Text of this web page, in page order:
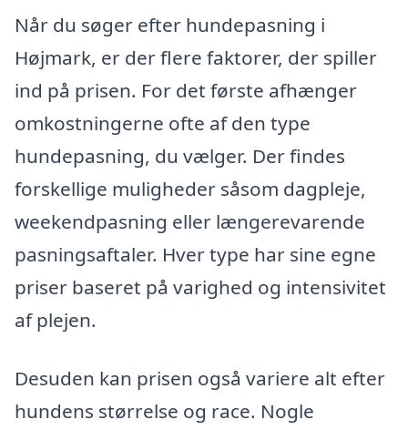
Når du søger efter hundepasning i
Højmark, er der flere faktorer, der spiller
ind på prisen. For det første afhænger
omkostningerne ofte af den type
hundepasning, du vælger. Der findes
forskellige muligheder såsom dagpleje,
weekendpasning eller længerevarende
pasningsaftaler. Hver type har sine egne
priser baseret på varighed og intensivitet
af plejen.
Desuden kan prisen også variere alt efter
hundens størrelse og race. Nogle